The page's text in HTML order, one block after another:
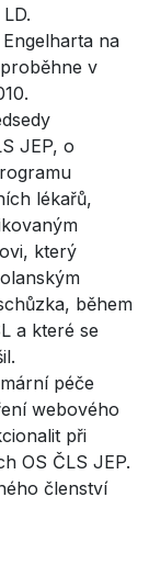
na
v
JEP, o
lékařů,
který
během
a které se
péče
webového
při
OS ČLS JEP.
členství